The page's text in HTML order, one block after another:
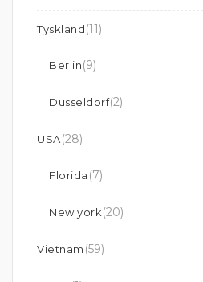
Tyskland(11)
Berlin(9)
Dusseldorf(2)
USA(28)
Florida (7)
New york(20)
Vietnam (59)